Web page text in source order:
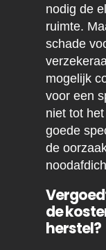
nodig de
ruimte.
schade
mogelijk
voor een
niet tot
goede
de
de
herstel?